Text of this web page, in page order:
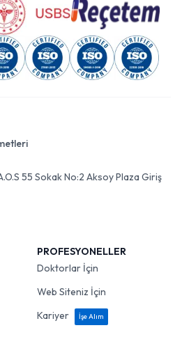
55 Sokak No:2 Aksoy Plaza Giriş
PROFESYONELLER
Doktorlar İçin
Web Siteniz İçin
Kariyer
İşe Alım